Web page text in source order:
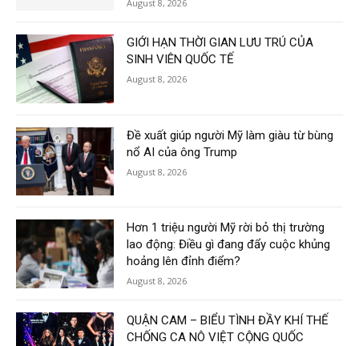
August 8, 2026
GIỚI HẠN THỜI GIAN LƯU TRÚ CỦA
SINH VIÊN QUỐC TẾ
August 8, 2026
Đề xuất giúp người Mỹ làm giàu từ bùng
nổ AI của ông Trump
August 8, 2026
Hơn 1 triệu người Mỹ rời bỏ thị trường
lao động: Điều gì đang đẩy cuộc khủng
hoảng lên đỉnh điểm?
August 8, 2026
QUẬN CAM – BIỂU TÌNH ĐẦY KHÍ THẾ
CHỐNG CA NÔ VIỆT CỘNG QUỐC